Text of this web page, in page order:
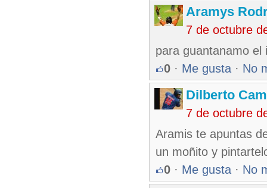
Aramys
7 de octubre
para guantanamo el
0 · Me gusta · No
Dilberto
7 de octubre
Aramis te apuntas
un moñito y
0 · Me gusta · No